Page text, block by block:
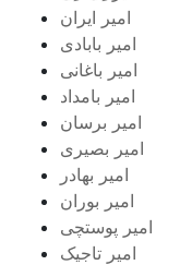
امیر ایران
امیر بابادی
امیر باغانی
امیر بامداد
امیر برسان
امیر بصیری
امیر بهادر
امیر بوران
امیر پوستچی
امیر تاجیک